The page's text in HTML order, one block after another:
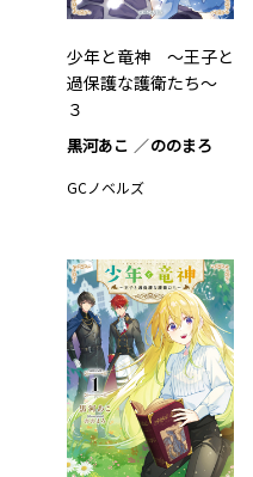
少年と竜神 ～王子と
過保護な護衛たち～
３
黒河あこ ののまろ
GCノベルズ